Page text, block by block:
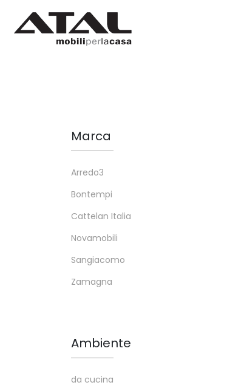
Marca
Arredo3
Bontempi
Cattelan Italia
Novamobili
Sangiacomo
Zamagna
Ambiente
da cucina